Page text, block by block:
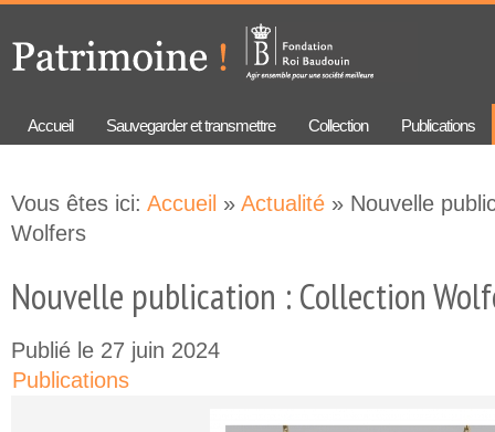
principal
Accueil Sauvegarder et transmettre Collection Publications
Vous êtes ici: Accueil » Actualité » Nouvelle
Wolfers
Nouvelle publication : Collection
Publié le 27 juin 2024
Publications